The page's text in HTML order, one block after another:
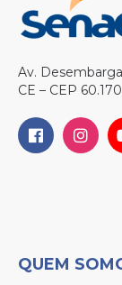
Av.
CE – CEP
QUEM